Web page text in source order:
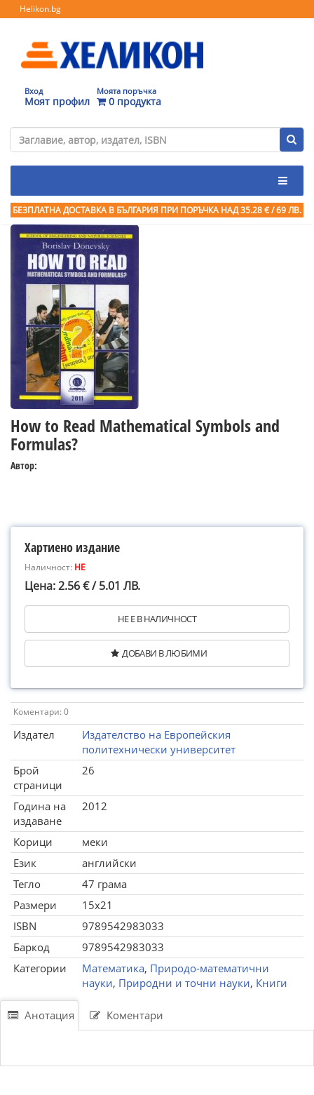
Helikon.bg
Вход
Моят профил
Моята поръчка
0 продукта
БЕЗПЛАТНА ДОСТАВКА В БЪЛГАРИЯ ПРИ ПОРЪЧКА НАД 35.28 € / 69 ЛВ.
How to Read Mathematical Symbols and
Formulas?
Автор:
Хартиено издание
Наличност: НЕ
Цена: 2.56 € / 5.01 ЛВ.
НЕ Е В НАЛИЧНОСТ
ДОБАВИ В ЛЮБИМИ
Коментари: 0
Издател
Издателство на Европейския
политехнически университет
Брой
страници
26
Година на
издаване
2012
Корици
меки
Език
английски
Тегло
47 грама
Размери
15x21
ISBN
9789542983033
Баркод
9789542983033
Категории
Математика, Природо-математични
науки, Природни и точни науки, Книги
Анотация Коментари